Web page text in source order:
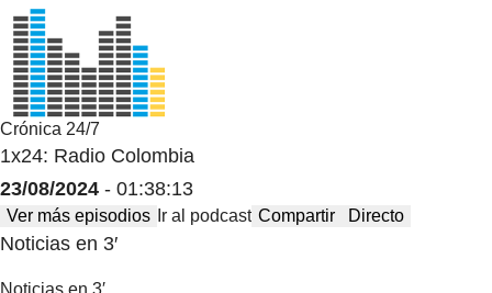
Crónica 24/7
1x24: Radio Colombia
23/08/2024 - 01:38:13
Ver más episodios Ir al podcast Compartir Directo
Noticias en 3′
Noticias en 3′